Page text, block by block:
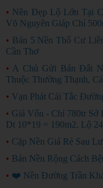
• Nền Đẹp Lộ Lớn Tại
Võ Nguyên Giáp Chỉ
• Bán 5 Nền Thổ Cư
Cần Thơ
• A Chủ Gửi Bán Đất
Thuộc Thường Thạnh,
• Vạn Phát Cái Tắc
• Giá Vốn - Chỉ 780tr
Dt 10*19 = 190m2, Lộ
• Cặp Nền Giá Rẻ Sau
• Bán Nền Rộng Cách
• ❤️ Nền Đường Trần